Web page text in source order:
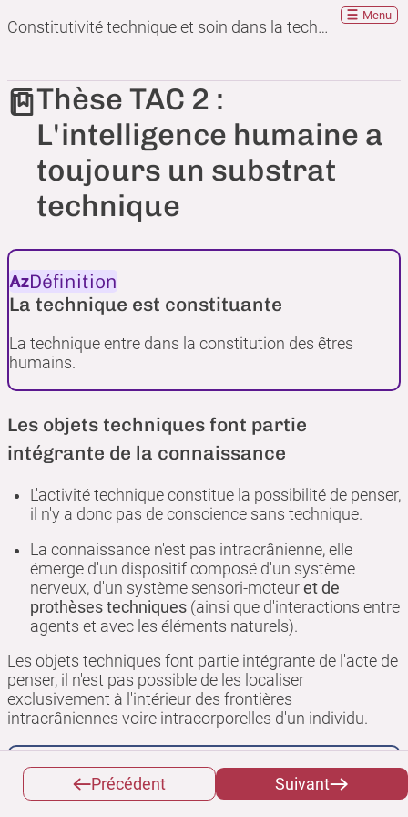
Constitutivité technique et soin dans la technique
Menu
Thèse TAC 2 :
L'intelligence humaine a
toujours un substrat
technique
Définition
La technique est constituante
La technique entre dans la constitution des êtres
humains.
Les objets techniques font partie
intégrante de la connaissance
L'activité technique constitue la possibilité de penser,
il n'y a donc pas de conscience sans technique.
La connaissance n'est pas intracrânienne, elle
émerge d'un dispositif composé d'un système
nerveux, d'un système sensori-moteur et de
prothèses techniques (ainsi que d'interactions entre
agents et avec les éléments naturels).
Les objets techniques font partie intégrante de l'acte de
penser, il n'est pas possible de les localiser
exclusivement à l'intérieur des frontières
intracrâniennes voire intracorporelles d'un individu.
ExemplePrécédent Suivant